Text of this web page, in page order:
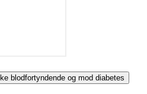
blodfortyndende og mod diabetes